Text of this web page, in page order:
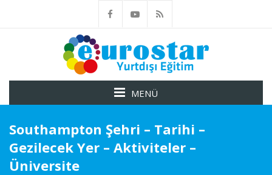
MENÜ
Southampton Şehri – Tarihi –
Gezilecek Yer – Aktiviteler –
Üniversite